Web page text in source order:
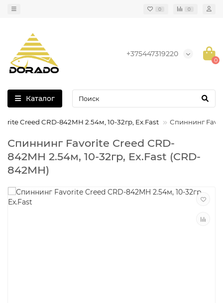
0 0
+375447319220
0
Каталог
Creed CRD-842MH 2.54м, 10-32гр, Ex.Fast Спиннинг
Спиннинг Favorite Creed CRD-
842MH 2.54м, 10-32гр, Ex.Fast (CRD-
842MH)